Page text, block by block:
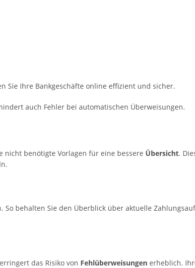
Sie Ihre Bankgeschäfte online effizient und sicher.
auch Fehler bei automatischen Überweisungen.
nicht benötigte Vorlagen für eine bessere Übersicht.
behalten Sie den Überblick über aktuelle
das Risiko von Fehlüberweisungen erheblich.